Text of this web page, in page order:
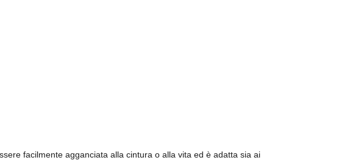
facilmente agganciata alla cintura o alla vita ed è adatta sia ai